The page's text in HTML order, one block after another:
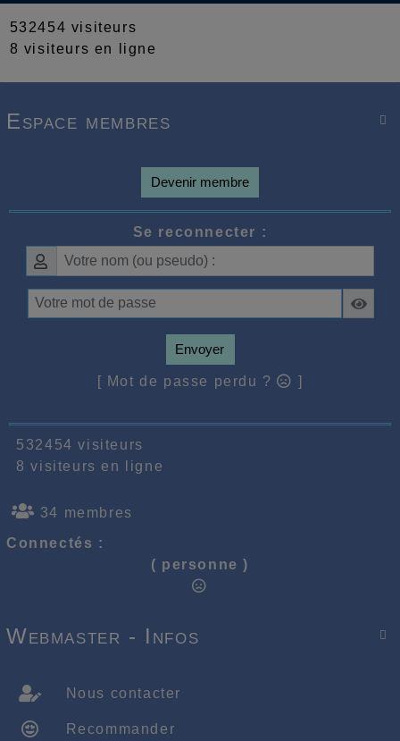
532454 visiteurs
8 visiteurs en ligne

Espace membres
Devenir membre
Se reconnecter :
Envoyer
[ Mot de passe perdu ? ]
532454 visiteurs
8 visiteurs en ligne
34 membres
Connectés :
( personne )

Webmaster - Infos
Nous contacter
Recommander